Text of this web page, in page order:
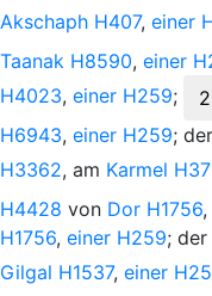
Akschaph H407, einer
Taanak H8590, einer
H4023, einer H259;
H6943, einer H259; der
H3362, am Karmel
H4428 von Dor H1756
H1756, einer H259; der
Gilgal H1537, einer